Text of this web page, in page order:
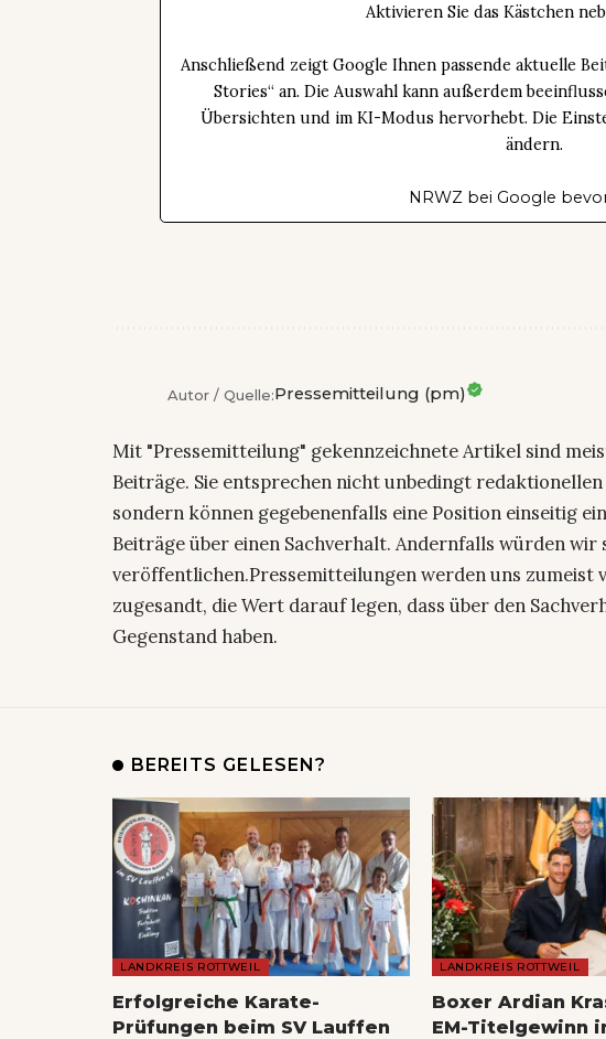
Aktivieren Sie das Kästchen
Anschließend zeigt Google Ihnen passende aktuelle
Stories“ an. Die Auswahl kann außerdem
Übersichten und im KI-Modus hervorhebt. Die
ändern.
NRWZ bei Google
Autor / Quelle:Pressemitteilung (pm)
Mit "Pressemitteilung" gekennzeichnete Artikel sind
Beiträge. Sie entsprechen nicht unbedingt
sondern können gegebenenfalls eine Position einseitig
Beiträge über einen Sachverhalt. Andernfalls würden wir
veröffentlichen.Pressemitteilungen werden uns zumeist
zugesandt, die Wert darauf legen, dass über den
Gegenstand haben.
BEREITS GELESEN?
LANDKREIS ROTTWEIL
Erfolgreiche Karate-
Prüfungen beim SV Lauffen
LANDKREIS ROTTWEIL
Boxer Ardian
EM-Titelgewinn